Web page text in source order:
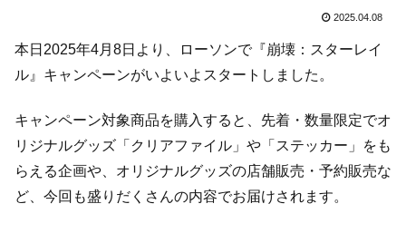
2025.04.08
本日2025年4月8日より、ローソンで『崩壊：スターレイ
ル』キャンペーンがいよいよスタートしました。
キャンペーン対象商品を購入すると、先着・数量限定でオ
リジナルグッズ「クリアファイル」や「ステッカー」をも
らえる企画や、オリジナルグッズの店舗販売・予約販売な
ど、今回も盛りだくさんの内容でお届けされます。